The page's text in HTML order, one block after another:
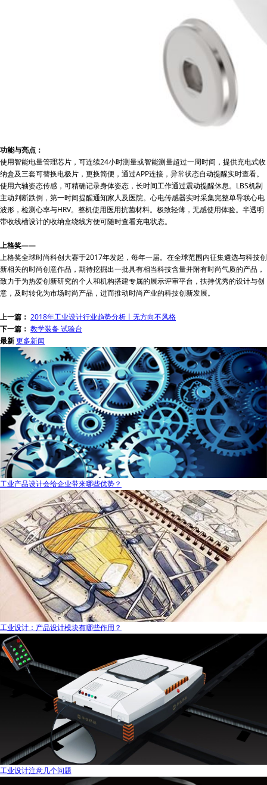
功能与亮点：
使用智能电量管理芯片，可连续24小时测量或智能测量超过一周时间，提供充电式收
纳盒及三套可替换电极片，更换简便，通过APP连接，异常状态自动提醒实时查看。
使用六轴姿态传感，可精确记录身体姿态，长时间工作通过震动提醒休息。LBS机制
主动判断跌倒，第一时间提醒通知家人及医院。心电传感器实时采集完整单导联心电
波形，检测心率与HRV。整机使用医用抗菌材料。极致轻薄，无感使用体验。半透明
带收线槽设计的收纳盒绕线方便可随时查看充电状态。
上格奖——
上格奖全球时尚科创大赛于2017年发起，每年一届。在全球范围内征集遴选与科技创
新相关的时尚创意作品，期待挖掘出一批具有相当科技含量并附有时尚气质的产品，
致力于为热爱创新研究的个人和机构搭建专属的展示评审平台，扶持优秀的设计与创
意，及时转化为市场时尚产品，进而推动时尚产业的科技创新发展。
上一篇： 2018年工业设计行业趋势分析丨无方向不风格
下一篇： 教学装备 试验台
最新更多新闻
工业产品设计会给企业带来哪些优势？
工业设计：产品设计模块有哪些作用？
工业设计注意几个问题